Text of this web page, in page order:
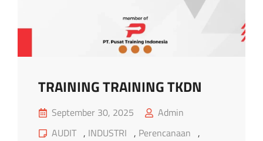
TRAINING TRAINING TKDN
Posted
on
September 30, 2025
Admin
Cat
AUDIT , INDUSTRI , Perencanaan ,